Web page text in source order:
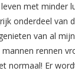
met minder
onderdeel van
van al
rennen
normaal! Er